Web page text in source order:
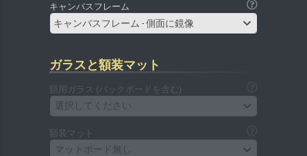
キャンバスフレーム
キャンバスフレーム - 側面に鏡像
ガラスと額装マット
額用ガラス (バックボードを含む)
選択してください
額装マット
マットボード無し